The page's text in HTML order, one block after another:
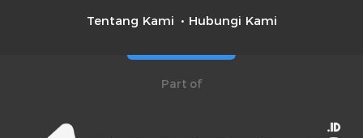
Tentang Kami
Hubungi Kami
Part of